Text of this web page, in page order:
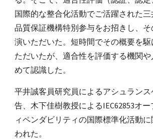
国際的な整合化活動でご活躍された三
品質保証機構特別参与をお招きし、
演いただいた。短時間でその概要を
ただいたが、適合性を評価する機関
めて認識した。
平井誠客員研究員によるアシュラン
告、木下佳樹教授によるIEC62853オ
ィペンダビリティの国際標準化活動
われた。